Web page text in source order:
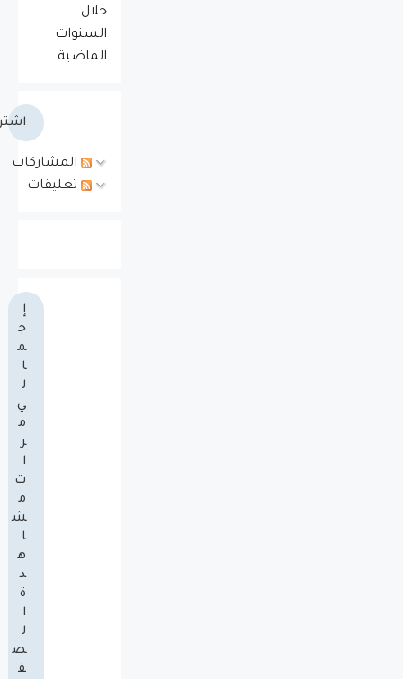
خلال
السنوات
الماضية
المشاركات
تعليقات
إ
ج
م
ا
ل
ي
م
ر
ا
ت
م
ش
ا
ه
د
ة
ا
ل
ص
ف